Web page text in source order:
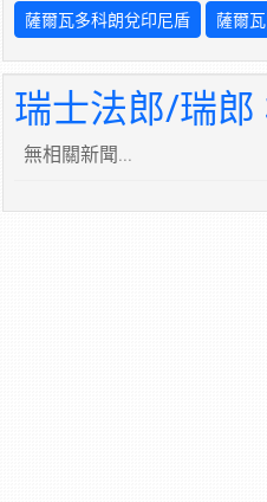
薩爾瓦多科朗兌印尼盾 薩爾
瑞士法郎/瑞郎
無相關新聞...